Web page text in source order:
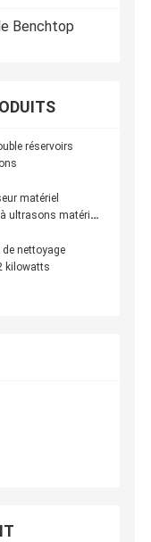
Benchtop
réservoirs
matériel
ultrasons matériau
nettoyage
kilowatts